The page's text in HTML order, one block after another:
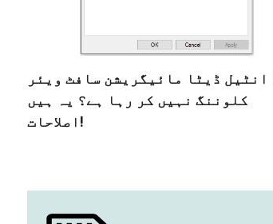
انٹیل ڈیٹا مائیگریشن سافٹ ویئر
کلوننگ نہیں کر رہا ہے؟ یہ ہیں
اصلاحات!